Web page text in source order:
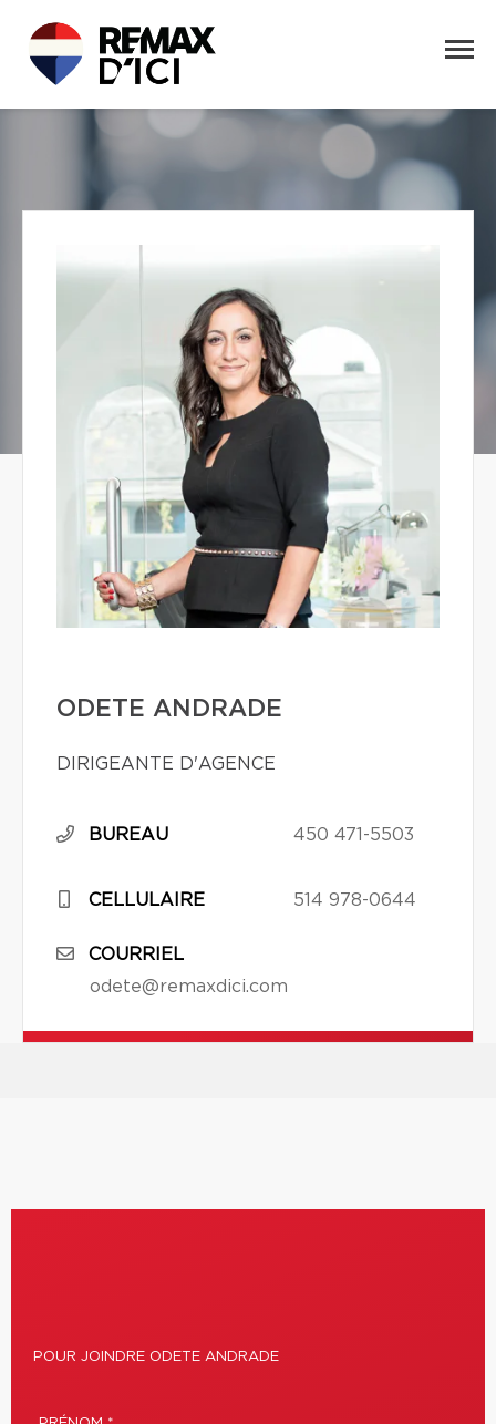
ODETE ANDRADE
DIRIGEANTE D'AGENCE
BUREAU 450 471-5503
CELLULAIRE 514 978-0644
COURRIEL
odete@remaxdici.com
POUR JOINDRE ODETE ANDRADE